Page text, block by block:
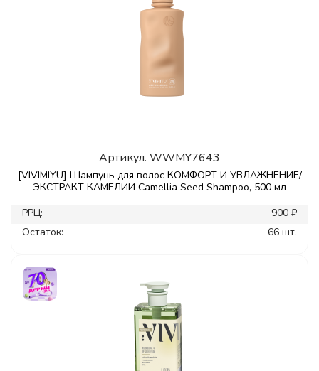
Артикул. WWMY7643
[VIVIMIYU] Шампунь для волос КОМФОРТ И УВЛАЖНЕНИЕ/
ЭКСТРАКТ КАМЕЛИИ Camellia Seed Shampoo, 500 мл
РРЦ:
900 ₽
Остаток:
66 шт.